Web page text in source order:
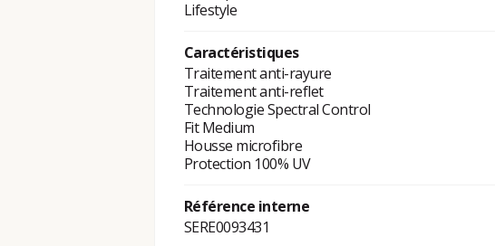
Lifestyle
Caractéristiques
Traitement anti-rayure
Traitement anti-reflet
Technologie Spectral Control
Fit Medium
Housse microfibre
Protection 100% UV
Référence interne
SERE0093431